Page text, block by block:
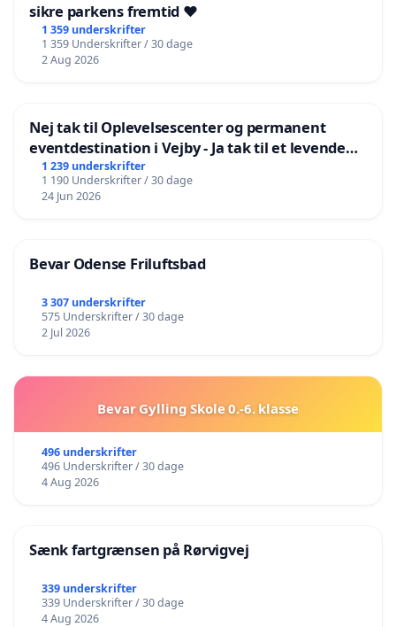
sikre parkens fremtid ❤️
1 359 underskrifter
1 359 Underskrifter / 30 dage
2 Aug 2026
Nej tak til Oplevelsescenter og permanent
eventdestination i Vejby - Ja tak til et levende
lokalområde i balance
1 239 underskrifter
1 190 Underskrifter / 30 dage
24 Jun 2026
Bevar Odense Friluftsbad
3 307 underskrifter
575 Underskrifter / 30 dage
2 Jul 2026
Bevar Gylling Skole 0.-6. klasse
496 underskrifter
496 Underskrifter / 30 dage
4 Aug 2026
Sænk fartgrænsen på Rørvigvej
339 underskrifter
339 Underskrifter / 30 dage
4 Aug 2026